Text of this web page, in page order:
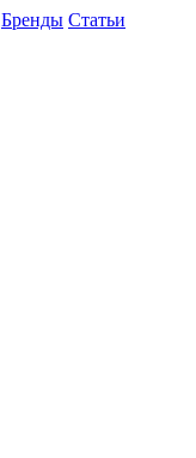
Бренды Статьи